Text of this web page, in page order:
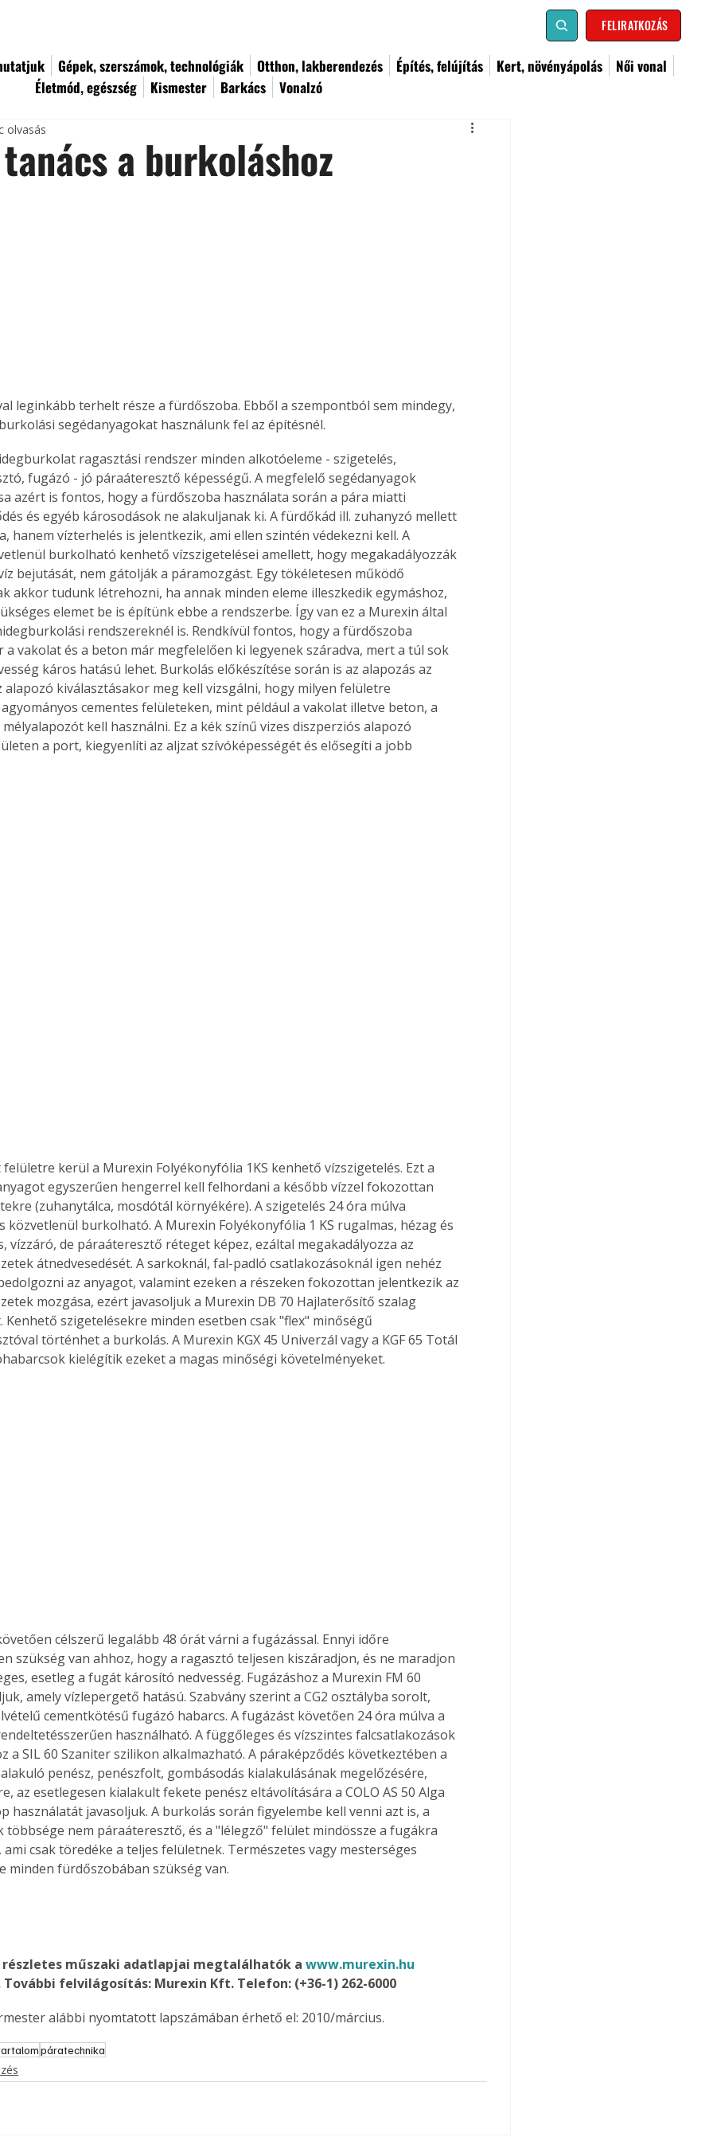
FELIRATKOZÁS
Gépek, szerszámok, technológiák Otthon, lakberendezés Építés, felújítás Kert, növényápolás
Női vonal
Életmód, egészség
Kismester Barkács Vonalzó
vagy
is
Bárhol,
élve
az
A
a burkoláshoz
olvasás
leginkább terhelt része a fürdőszoba. Ebből a szempontból sem mindegy,
segédanyagokat használunk fel az építésnél.
fugázó - jó páraáteresztő képességű. A megfelelő segédanyagok
azért is fontos, hogy a fürdőszoba használata során a pára miatti
és egyéb károsodások ne alakuljanak ki. A fürdőkád ill. zuhanyzó mellett
hanem vízterhelés is jelentkezik, ami ellen szintén védekezni kell. A
burkolható kenhető vízszigetelései amellett, hogy megakadályozzák
bejutását, nem gátolják a páramozgást. Egy tökéletesen működő
akkor tudunk létrehozni, ha annak minden eleme illeszkedik egymáshoz,
elemet be is építünk ebbe a rendszerbe. Így van ez a Murexin által
rendszereknél is. Rendkívül fontos, hogy a fürdőszoba
a vakolat és a beton már megfelelően ki legyenek száradva, mert a túl sok
káros hatású lehet. Burkolás előkészítése során is az alapozás az
alapozó kiválasztásakor meg kell vizsgálni, hogy milyen felületre
cementes felületeken, mint például a vakolat illetve beton, a
kell használni. Ez a kék színű vizes diszperziós alapozó
a port, kiegyenlíti az aljzat szívóképességét és elősegíti a jobb
egyszerűen hengerrel kell felhordani a később vízzel fokozottan
(zuhanytálca, mosdótál környékére). A szigetelés 24 óra múlva
közvetlenül burkolható. A Murexin Folyékonyfólia 1 KS rugalmas, hézag és
vízzáró, de páraáteresztő réteget képez, ezáltal megakadályozza az
átnedvesedését. A sarkoknál, fal-padló csatlakozásoknál igen nehéz
az anyagot, valamint ezeken a részeken fokozottan jelentkezik az
mozgása, ezért javasoljuk a Murexin DB 70 Hajlaterősítő szalag
Kenhető szigetelésekre minden esetben csak "flex" minőségű
történhet a burkolás. A Murexin KGX 45 Univerzál vagy a KGF 65 Totál
kielégítik ezeket a magas minőségi követelményeket.
célszerű legalább 48 órát várni a fugázással. Ennyi időre
szükség van ahhoz, hogy a ragasztó teljesen kiszáradjon, és ne maradjon
esetleg a fugát károsító nedvesség. Fugázáshoz a Murexin FM 60
amely vízlepergető hatású. Szabvány szerint a CG2 osztályba sorolt,
cementkötésű fugázó habarcs. A fugázást követően 24 óra múlva a
használható. A függőleges és vízszintes falcsatlakozások
a SIL 60 Szaniter szilikon alkalmazható. A páraképződés következtében a
penész, penészfolt, gombásodás kialakulásának megelőzésére,
az esetlegesen kialakult fekete penész eltávolítására a COLO AS 50 Alga
használatát javasoljuk. A burkolás során figyelembe kell venni azt is, a
nem páraáteresztő, és a "lélegző" felület mindössze a fugákra
csak töredéke a teljes felületnek. Természetes vagy mesterséges
minden fürdőszobában szükség van.
műszaki adatlapjai megtalálhatók a www.murexin.hu
felvilágosítás: Murexin Kft. Telefon: (+36-1) 262-6000
alábbi nyomtatott lapszámában érhető el: 2010/március.
páratechnika